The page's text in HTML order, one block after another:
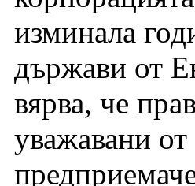
изминала
държави от
вярва, че
уважавани